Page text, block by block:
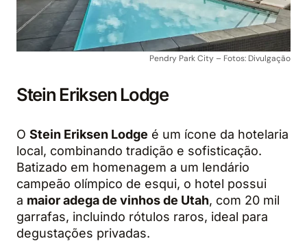
Pendry Park City – Fotos: Divulgação
Stein Eriksen Lodge
O Stein Eriksen Lodge é um ícone da hotelaria
local, combinando tradição e sofisticação.
Batizado em homenagem a um lendário
campeão olímpico de esqui, o hotel possui
a maior adega de vinhos de Utah, com 20 mil
garrafas, incluindo rótulos raros, ideal para
degustações privadas.